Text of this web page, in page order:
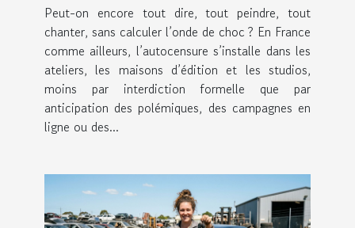
Peut-on encore tout dire, tout peindre, tout
chanter, sans calculer l’onde de choc ? En France
comme ailleurs, l’autocensure s’installe dans les
ateliers, les maisons d’édition et les studios,
moins par interdiction formelle que par
anticipation des polémiques, des campagnes en
ligne ou des...